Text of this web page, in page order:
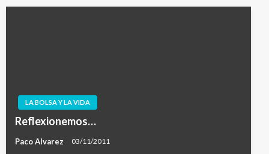
LA BOLSA Y LA VIDA
Reflexionemos…
Paco Alvarez 03/11/2011